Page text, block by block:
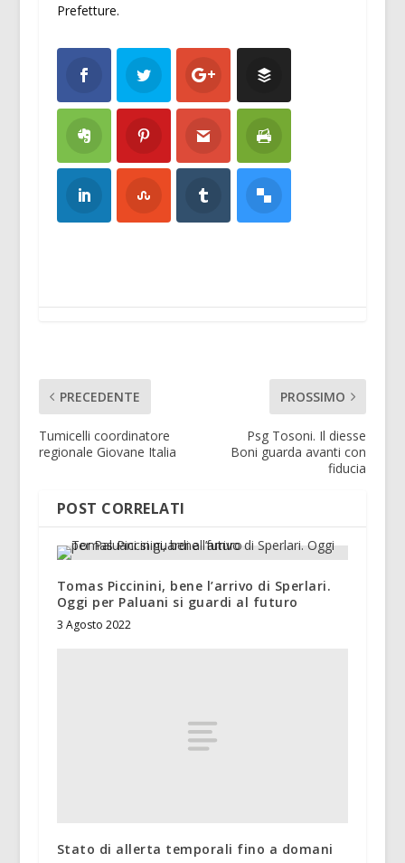
Prefetture.
PRECEDENTE
Tumicelli coordinatore
regionale Giovane Italia
PROSSIMO
Psg Tosoni. Il diesse
Boni guarda avanti con
fiducia
POST CORRELATI
Tomas Piccinini, bene l’arrivo di Sperlari.
Oggi per Paluani si guardi al futuro
3 Agosto 2022
Stato di allerta temporali fino a domani